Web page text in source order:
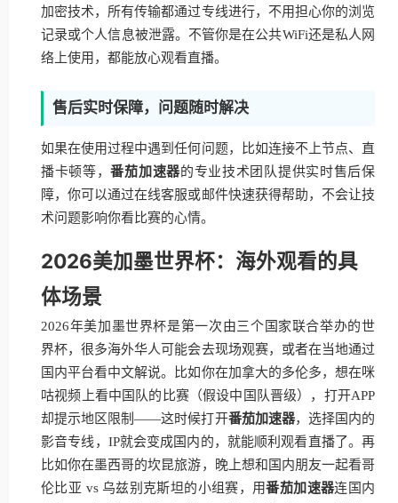
加密技术，所有传输都通过专线进行，不用担心你的浏览
记录或个人信息被泄露。不管你是在公共WiFi还是私人网
络上使用，都能放心观看直播。
售后实时保障，问题随时解决
如果在使用过程中遇到任何问题，比如连接不上节点、直
播卡顿等，番茄加速器的专业技术团队提供实时售后保
障，你可以通过在线客服或邮件快速获得帮助，不会让技
术问题影响你看比赛的心情。
2026美加墨世界杯：海外观看的具
体场景
2026年美加墨世界杯是第一次由三个国家联合举办的世
界杯，很多海外华人可能会去现场观赛，或者在当地通过
国内平台看中文解说。比如你在加拿大的多伦多，想在咪
咕视频上看中国队的比赛（假设中国队晋级），打开APP
却提示地区限制——这时候打开番茄加速器，选择国内的
影音专线，IP就会变成国内的，就能顺利观看直播了。再
比如你在墨西哥的坎昆旅游，晚上想和国内朋友一起看哥
伦比亚 vs 乌兹别克斯坦的小组赛，用番茄加速器连国内